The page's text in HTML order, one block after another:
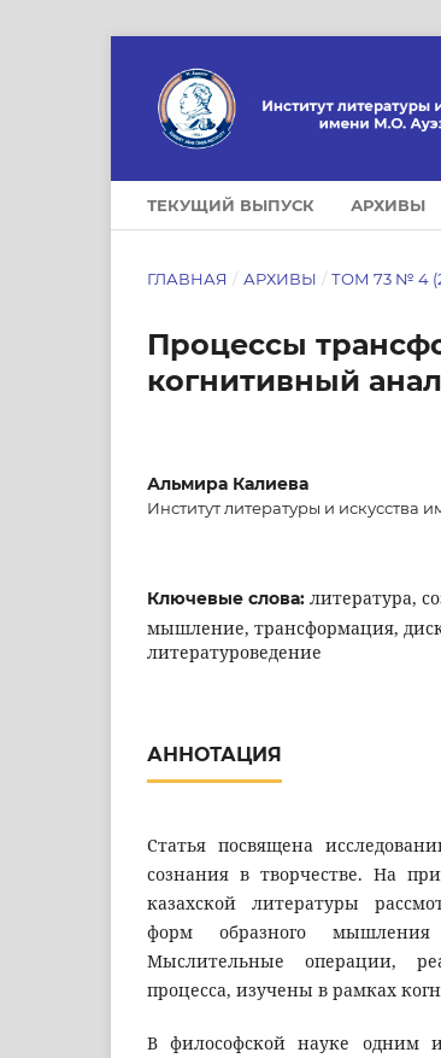
ТЕКУЩИЙ ВЫПУСК АРХИВЫ
ГЛАВНАЯ / АРХИВЫ / ТОМ 73 № 4
Процессы
когнитивный
Альмира Калиева
Институт литературы и искусства
Ключевые слова: литература,
мышление, трансформация,
литературоведение
АННОТАЦИЯ
Статья посвящена
сознания в творчестве. На
казахской литературы
форм образного мышления
Мыслительные операции,
процесса, изучены в рамках
В философской науке одним